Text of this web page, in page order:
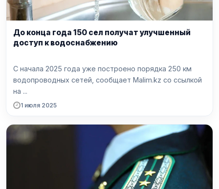
До конца года 150 сел получат улучшенный
доступ к водоснабжению
С начала 2025 года уже построено порядка 250 км
водопроводных сетей, сообщает Malim.kz со ссылкой
на ...
1 июля 2025